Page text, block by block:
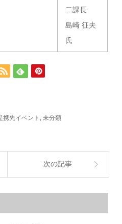
二課長
島崎 征夫
氏
携先イベント ,未分類
次の記事